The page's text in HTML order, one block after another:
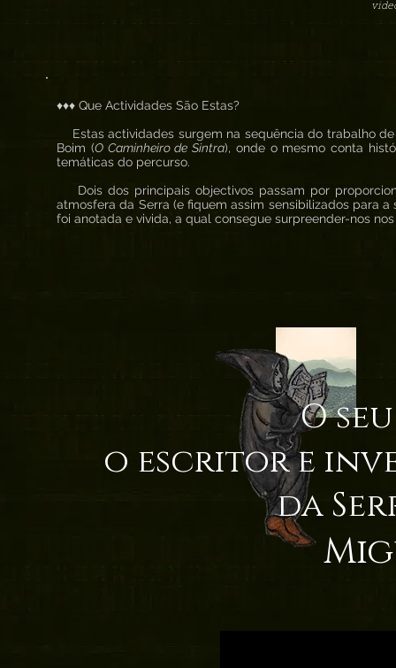
♦♦♦ Que Actividades São Estas?
Estas actividades surgem na sequência do trabalho
Boim (O Caminheiro de Sintra), onde o mesmo conta
temáticas do percurso.
Dois dos principais objectivos passam por
atmosfera da Serra (e fiquem assim sensibilizados para
foi anotada e vivida, a qual consegue surpreender-nos
O
o escritor e
da